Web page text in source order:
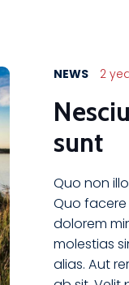
NEWS 2
sunt
Quo non
Quo
dolorem
molestias
alias. Aut